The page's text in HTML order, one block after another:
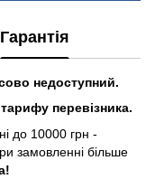
Гарантія
недоступний.
перевізника.
до 10000 грн -
замовленні більше